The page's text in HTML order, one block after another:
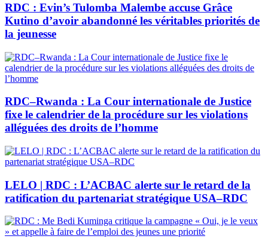
RDC : Evin’s Tulomba Malembe accuse Grâce
Kutino d’avoir abandonné les véritables priorités de
la jeunesse
RDC–Rwanda : La Cour internationale de Justice
fixe le calendrier de la procédure sur les violations
alléguées des droits de l’homme
LELO | RDC : L’ACBAC alerte sur le retard de la
ratification du partenariat stratégique USA–RDC